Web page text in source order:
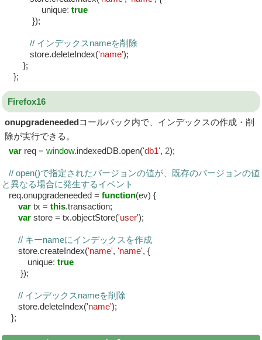
unique: true
});
// インデックスnameを削除
store.deleteIndex('name');
};
};
Firefox16
onupgradeneededコールバック内で、インデックスの作成・削
除が実行できる。
var req = window.indexedDB.open('db1', 2);
// open()で指定されたバージョンの値が、既存のバージョンの値
と異なる場合に発生するイベント
req.onupgradeneeded = function(ev) {
var tx = this.transaction;
var store = tx.objectStore('user');
// キーnameにインデックスを作成
store.createIndex('name', 'name', {
unique: true
});
// インデックスnameを削除
store.deleteIndex('name');
};